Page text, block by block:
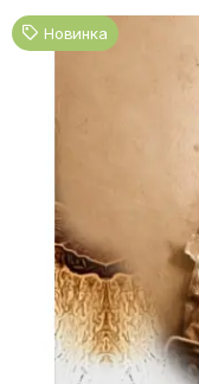
Новинка